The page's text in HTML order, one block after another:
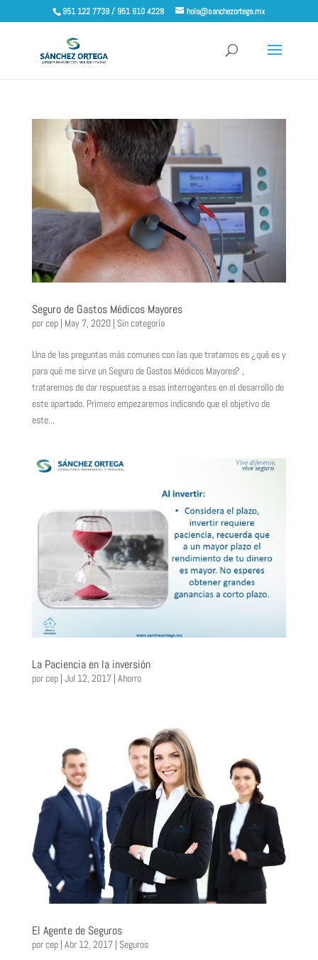
951 122 7739 / 951 610 4228 hola@sanchezortega.mx
Seguro de Gastos Médicos Mayores
porcep| May 7, 2020| Sin categoría
Una de las preguntas más comunes con las que tratamos es ¿qué es y
para qué me sirve un Seguro de Gastos Médicos Mayores? ,
trataremos de dar respuestas a esas interrogantes en el desarrollo de
este apartado. Primero empezaremos indicando que el objetivo de
este...
La Paciencia en la inversión
porcep| Jul 12, 2017| Ahorro
El Agente de Seguros
porcep| Abr 12, 2017| Seguros